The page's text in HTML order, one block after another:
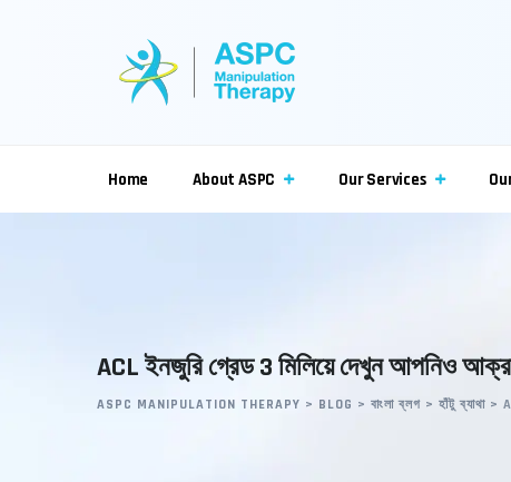
Home About ASPC Our Services
ACL ইনজুরি গ্রেড 3 মিলিয়ে দেখুন আপনিও
ASPC MANIPULATION THERAPY > BLOG > বাংলা ব্লগ > হাঁটু ব্যাথা >